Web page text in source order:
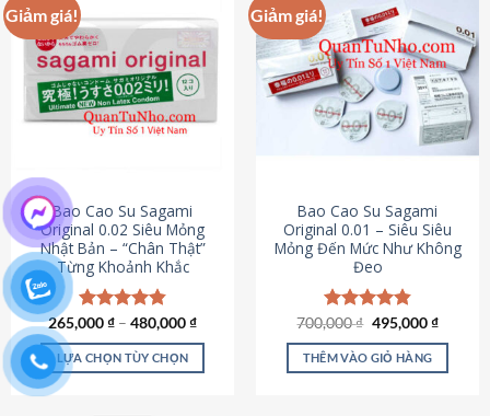
được
chọn
trên
trang
sản
phẩm
Giảm giá!
Bao Cao Su Sagami
Original 0.02 Siêu Mỏng
Nhật Bản – “Chân Thật”
Từng Khoảnh Khắc
Được xếp
hạng4.87
5 sao
265,000₫ – 480,000₫
LỰA CHỌN TÙY CHỌN
Giảm giá!
Bao Cao Su Sagami
Original 0.01 – Siêu Siêu
Mỏng Đến Mức Như Không
Đeo
Được xếp
hạng4.83
5 sao
700,000₫ Giá
là:
700,000 ₫.
495,000₫Giá
tại
THÊM VÀO GIỎ HÀNG